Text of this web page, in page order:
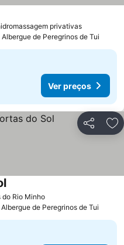
privativas
de Peregrinos de Tui
Ver preços
Partilhar
Rio Minho
Albergue de Peregrinos de Tui